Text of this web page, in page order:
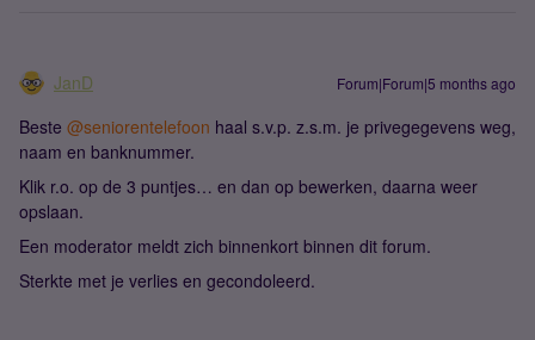
JanD Forum|Forum|5 months ago
Beste ​ @seniorentelefoon haal s.v.p. z.s.m. je privegegevens weg,
naam en banknummer.
Klik r.o. op de 3 puntjes… en dan op bewerken, daarna weer
opslaan.
Een moderator meldt zich binnenkort binnen dit forum.
Sterkte met je verlies en gecondoleerd.